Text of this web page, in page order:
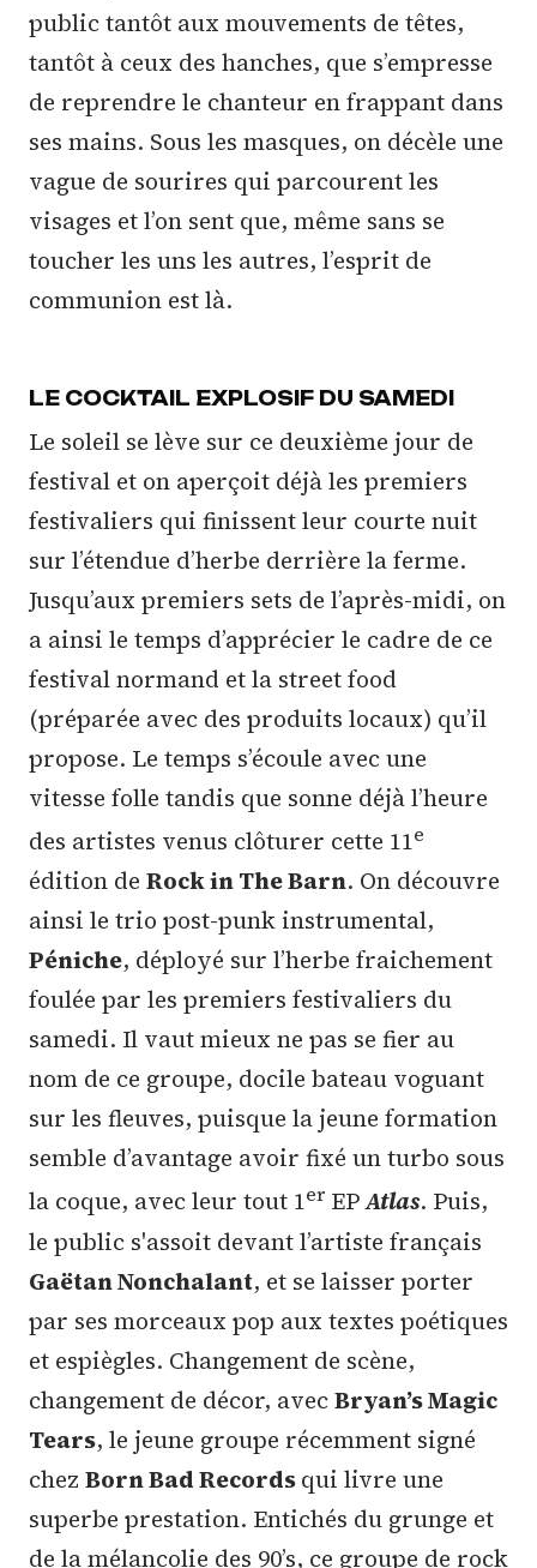
public tantôt aux mouvements de têtes,
tantôt à ceux des hanches, que s’empresse
de reprendre le chanteur en frappant dans
ses mains. Sous les masques, on décèle une
vague de sourires qui parcourent les
visages et l’on sent que, même sans se
toucher les uns les autres, l’esprit de
communion est là.
LE COCKTAIL EXPLOSIF DU SAMEDI
Le soleil se lève sur ce deuxième jour de
festival et on aperçoit déjà les premiers
festivaliers qui finissent leur courte nuit
sur l’étendue d’herbe derrière la ferme.
Jusqu’aux premiers sets de l’après-midi, on
a ainsi le temps d’apprécier le cadre de ce
festival normand et la street food
(préparée avec des produits locaux) qu’il
propose. Le temps s’écoule avec une
vitesse folle tandis que sonne déjà l’heure
des artistes venus clôturer cette 11e
édition de Rock in The Barn. On découvre
ainsi le trio post-punk instrumental,
Péniche, déployé sur l’herbe fraichement
foulée par les premiers festivaliers du
samedi. Il vaut mieux ne pas se fier au
nom de ce groupe, docile bateau voguant
sur les fleuves, puisque la jeune formation
semble d’avantage avoir fixé un turbo sous
la coque, avec leur tout 1er EPAtlas. Puis,
le public s'assoit devant l’artiste français
Gaëtan Nonchalant, et se laisser porter
par ses morceaux pop aux textes poétiques
et espiègles. Changement de scène,
changement de décor, avecBryan’s Magic
Tears, le jeune groupe récemment signé
chez Born Bad Recordsqui livre une
superbe prestation. Entichés du grunge et
de la mélancolie des 90’s, ce groupe de rock